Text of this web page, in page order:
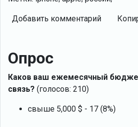
Добавить комментарий
Опрос
Каков ваш ежемесячный
связь? (голосов: 210)
свыше 5,000 $ - 17 (8%)